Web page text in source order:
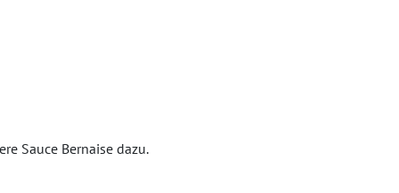
Sauce Bernaise dazu.